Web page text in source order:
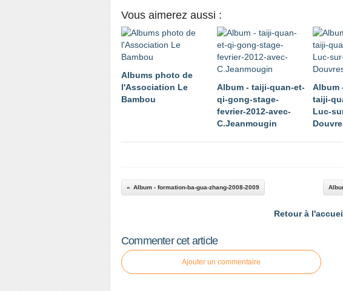
Vous aimerez aussi :
Albums photo de
l'Association Le
Bambou
Album - taiji-quan-et-
qi-gong-stage-
fevrier-2012-avec-
C.Jeanmougin
Album
taiji-
Luc-
Album - formation-ba-gua-zhang-2008-2009
Retour à
Commenter cet article
Ajouter un commentaire